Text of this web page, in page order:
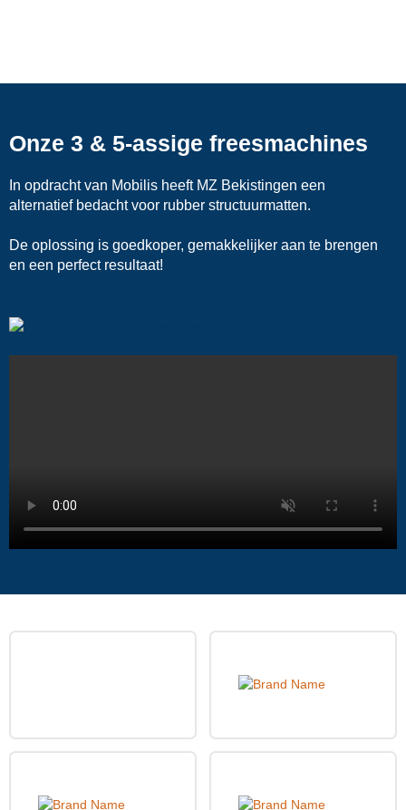
Onze 3 & 5-assige freesmachines
In opdracht van Mobilis heeft MZ Bekistingen een
alternatief bedacht voor rubber structuurmatten.
De oplossing is goedkoper, gemakkelijker aan te brengen
en een perfect resultaat!